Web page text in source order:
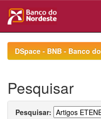
navigationDSpace - BNB - Banco
Pesquisar
Pesquisar: